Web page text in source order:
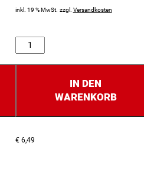
inkl. 19 % MwSt. zzgl. Versandkosten
Anzahl
IN DEN
WARENKORB
€6,49